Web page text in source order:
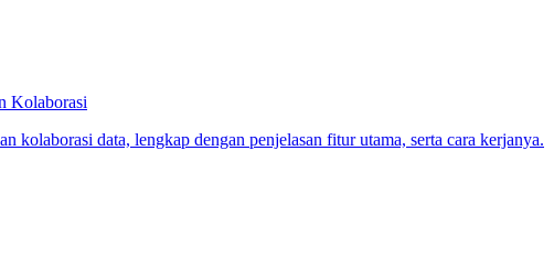
Kolaborasi
data, lengkap dengan penjelasan fitur utama, serta cara kerjanya.